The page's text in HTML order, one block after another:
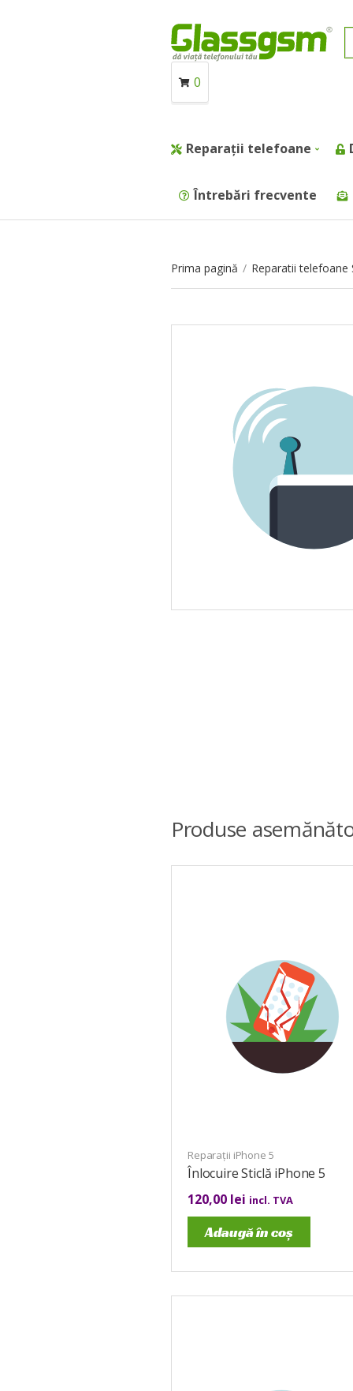
0
Reparații telefoane
Întrebări frecvente
Prima pagină / Reparatii telefoane
Produse
Reparații iPhone 5
Înlocuire Sticlă iPhone 5
120,00 lei incl. TVA
Adaugă în coș